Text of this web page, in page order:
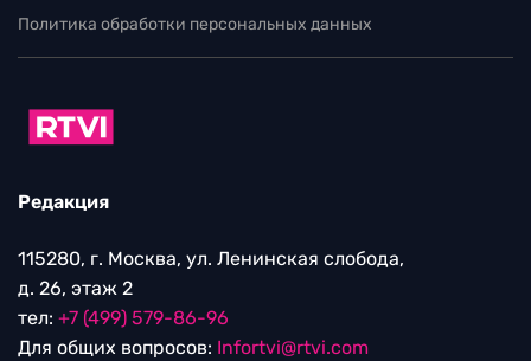
Политика обработки персональных данных
Редакция
115280, г. Москва, ул. Ленинская слобода,
д. 26, этаж 2
тел: +7 (499) 579-86-96
Для общих вопросов: Infortvi@rtvi.com